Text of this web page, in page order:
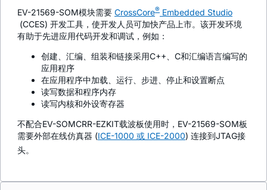
EV-21569-SOM模块需要 CrossCore® Embedded Studio
(CCES) 开发工具，使开发人员可加快产品上市。该开发环境
有助于先进应用代码开发和调试，例如：
创建、汇编、组装和链接采用C++、C和汇编语言编写的
应用程序
在应用程序中加载、运行、步进、停止和设置断点
读写数据和程序内存
读写内核和外设寄存器
不配合EV-SOMCRR-EZKIT载波板使用时，EV-21569-SOM板
需要外部在线仿真器 (ICE-1000 或 ICE-2000) 连接到JTAG接
头。